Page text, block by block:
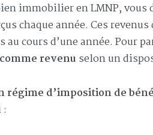
immobilier en LMNP, vous
chaque année. Ces
au cours d’une année. Pour
revenu selon un
régime d’imposition de